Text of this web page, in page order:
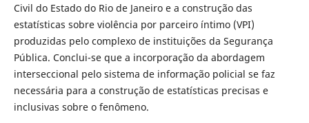
Civil do Estado do Rio de Janeiro e a construção das
estatísticas sobre violência por parceiro íntimo (VPI)
produzidas pelo complexo de instituições da Segurança
Pública. Conclui-se que a incorporação da abordagem
interseccional pelo sistema de informação policial se faz
necessária para a construção de estatísticas precisas e
inclusivas sobre o fenômeno.